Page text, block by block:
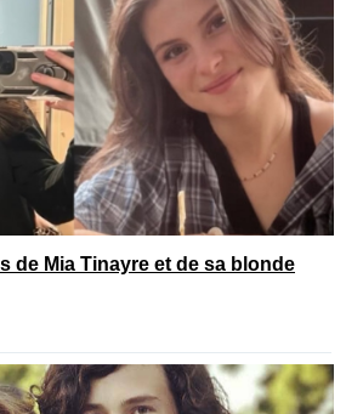
de Mia Tinayre et de sa blonde